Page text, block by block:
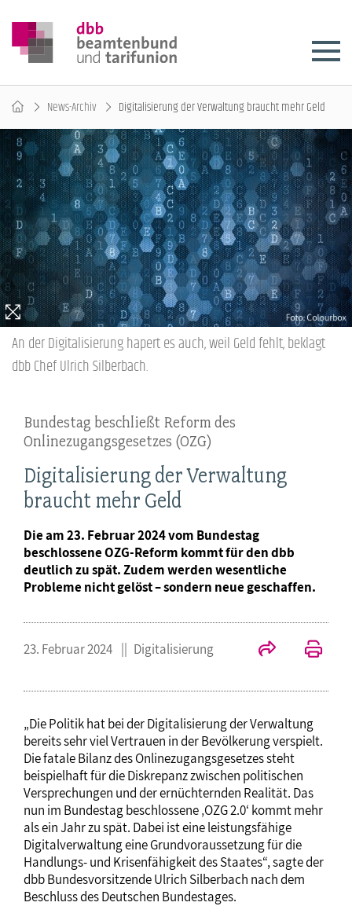
News-Archiv Digitalisierung der Verwaltung braucht mehr Geld
An der Digitalisierung hapert es auch, weil Geld fehlt, beklagt
dbb Chef Ulrich Silberbach.
Bundestag beschließt Reform des
Onlinezugangsgesetzes (OZG)
Digitalisierung der Verwaltung
braucht mehr Geld
Die am 23. Februar 2024 vom Bundestag
beschlossene OZG-Reform kommt für den dbb
deutlich zu spät. Zudem werden wesentliche
Probleme nicht gelöst – sondern neue geschaffen.
23. Februar 2024 Digitalisierung
„Die Politik hat bei der Digitalisierung der Verwaltung
bereits sehr viel Vertrauen in der Bevölkerung verspielt.
Die fatale Bilanz des Onlinezugangsgesetzes steht
beispielhaft für die Diskrepanz zwischen politischen
Versprechungen und der ernüchternden Realität. Das
nun im Bundestag beschlossene ‚OZG 2.0‘ kommt mehr
als ein Jahr zu spät. Dabei ist eine leistungsfähige
Digitalverwaltung eine Grundvoraussetzung für die
Handlungs- und Krisenfähigkeit des Staates“, sagte der
dbb Bundesvorsitzende Ulrich Silberbach nach dem
Beschluss des Deutschen Bundestages.